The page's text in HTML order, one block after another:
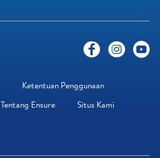
Ketentuan Penggunaan
Tentang Ensure Situs Kami